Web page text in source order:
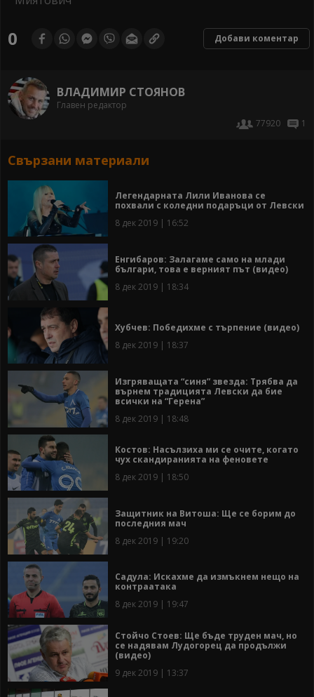
0 Добави коментар
ВЛАДИМИР СТОЯНОВ
Главен редактор
77920
1
Свързани материали
Легендарната Лили Иванова се
похвали с коледни подаръци от Левски
8 дек 2019 | 16:52
Енгибаров: Залагаме само на млади
българи, това е верният път (видео)
8 дек 2019 | 18:34
Хубчев: Победихме с търпение (видео)
8 дек 2019 | 18:37
Изгряващата “синя” звезда: Трябва да
върнем традицията Левски да бие
всички на “Герена”
8 дек 2019 | 18:48
Костов: Насълзиха ми се очите, когато
чух скандиранията на феновете
8 дек 2019 | 18:50
Защитник на Витоша: Ще се борим до
последния мач
8 дек 2019 | 19:20
Садула: Искахме да измъкнем нещо на
контраатака
8 дек 2019 | 19:47
Стойчо Стоев: Ще бъде труден мач, но
се надявам Лудогорец да продължи
(видео)
9 дек 2019 | 13:37